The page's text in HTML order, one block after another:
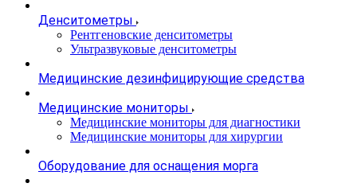
Денситометры
Рентгеновские денситометры
Ультразвуковые денситометры
Медицинские дезинфицирующие средства
Медицинские мониторы
Медицинские мониторы для диагностики
Медицинские мониторы для хирургии
Оборудование для оснащения морга